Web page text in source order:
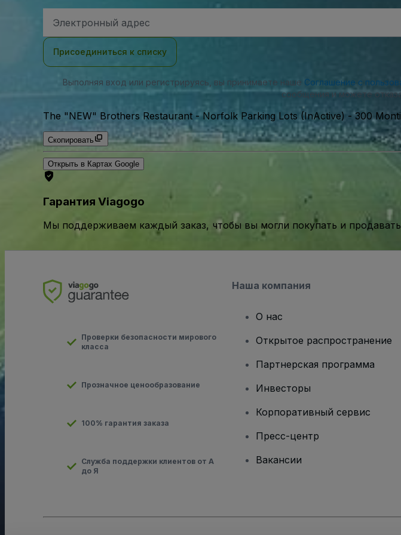
электронной
Присоединиться к списку
Выполняя вход или регистрируясь, вы принимаете наше Соглашение с
сообщения и можете
The "NEW" Brothers Restaurant - Norfolk Parking Lots (InActive) -300
Скопировать
Открыть в Картах Google
Гарантия Viagogo
Мы поддерживаем каждый заказ, чтобы вы могли покупать и
Проверки безопасности мирового
класса
Прозначное ценообразование
100% гарантия заказа
Служба поддержки клиентов от А
до Я
Наша компания
О нас
Открытое распространение
Партнерская программа
Инвесторы
Корпоративный сервис
Пресс-центр
Вакансии